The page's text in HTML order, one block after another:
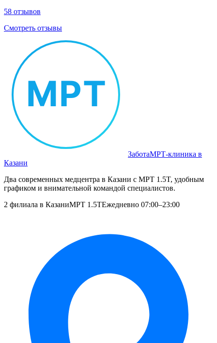
58 отзывов
Смотреть отзывы
ЗаботаМРТ‑клиника в
Казани
Два современных медцентра в Казани с МРТ 1.5T, удобным
графиком и внимательной командой специалистов.
2 филиала в КазаниМРТ 1.5TЕжедневно 07:00–23:00